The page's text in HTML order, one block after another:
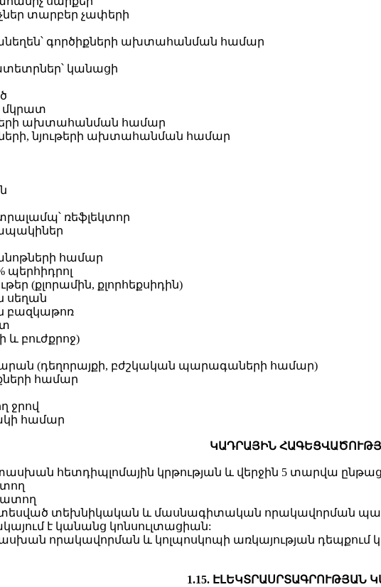
տարբեր չափերի
գործիքների ախտահանման համար
կանացի
մկրատ
ախտահանման համար
նյութերի ախտահանման համար
ռեֆլեկտոր
համար
պերհիդրոլ
(քլորամին, քլորհեքսիդին)
սեղան
բազկաթոռ
և բուժքրոջ)
(դեղորայքի, բժշկական պարագաների համար)
համար
ջրով
համար
ԿԱԴՐԱՅԻՆ
հետդիպլոմային կրթության և վերջին 5 տարվա
տեխնիկական և մասնագիտական որակավորման
է կանանց կոնսուլտացիան:
որակավորման և կոլպոսկոպի առկայության դեպքում
1.15. ԷԼԵԿՏՐԱՍՐՏԱԳՐՈՒԹՅԱՆ